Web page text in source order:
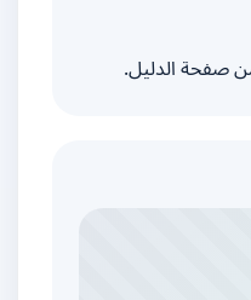
الدليل.